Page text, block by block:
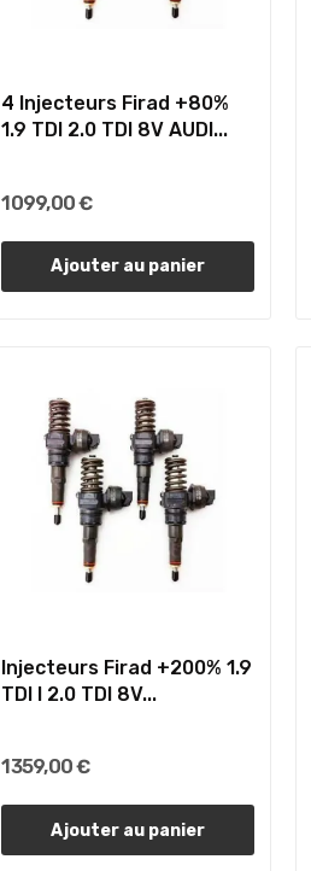
4 Injecteurs Firad +80%
1.9 TDI 2.0 TDI 8V AUDI...
1 099,00 €
Ajouter au panier
Injecteurs Firad +200% 1.9
TDI I 2.0 TDI 8V...
1 359,00 €
Ajouter au panier